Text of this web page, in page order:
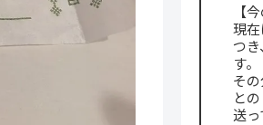
【
現
つ
す。
そ
と
送っ